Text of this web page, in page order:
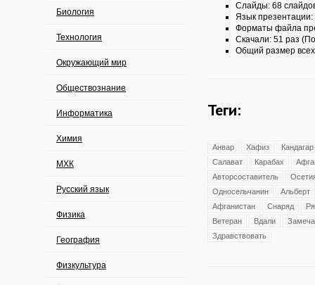
Биология
Технология
Окружающий мир
Обществознание
Информатика
Химия
МХК
Русский язык
Физика
География
Физкультура
Слайды: 68
Язык презентации:
Форматы файла
Скачали: 51 раз
Общий размер
Теги:
Анвар Хафиз
Кандагар
Салават
Карабах
Авторсоставитель
Односельчанин
Альберт
Афганистан
Снаряд
Ветеран
Вдали
Здравствовать